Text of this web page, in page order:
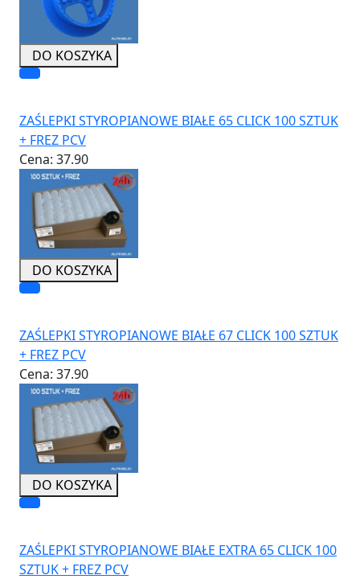
DO KOSZYKA
ZAŚLEPKI STYROPIANOWE BIAŁE 65 CLICK 100 SZTUK
+ FREZ PCV
Cena: 37.90
DO KOSZYKA
ZAŚLEPKI STYROPIANOWE BIAŁE 67 CLICK 100 SZTUK
+ FREZ PCV
Cena: 37.90
DO KOSZYKA
ZAŚLEPKI STYROPIANOWE BIAŁE EXTRA 65 CLICK 100
SZTUK + FREZ PCV